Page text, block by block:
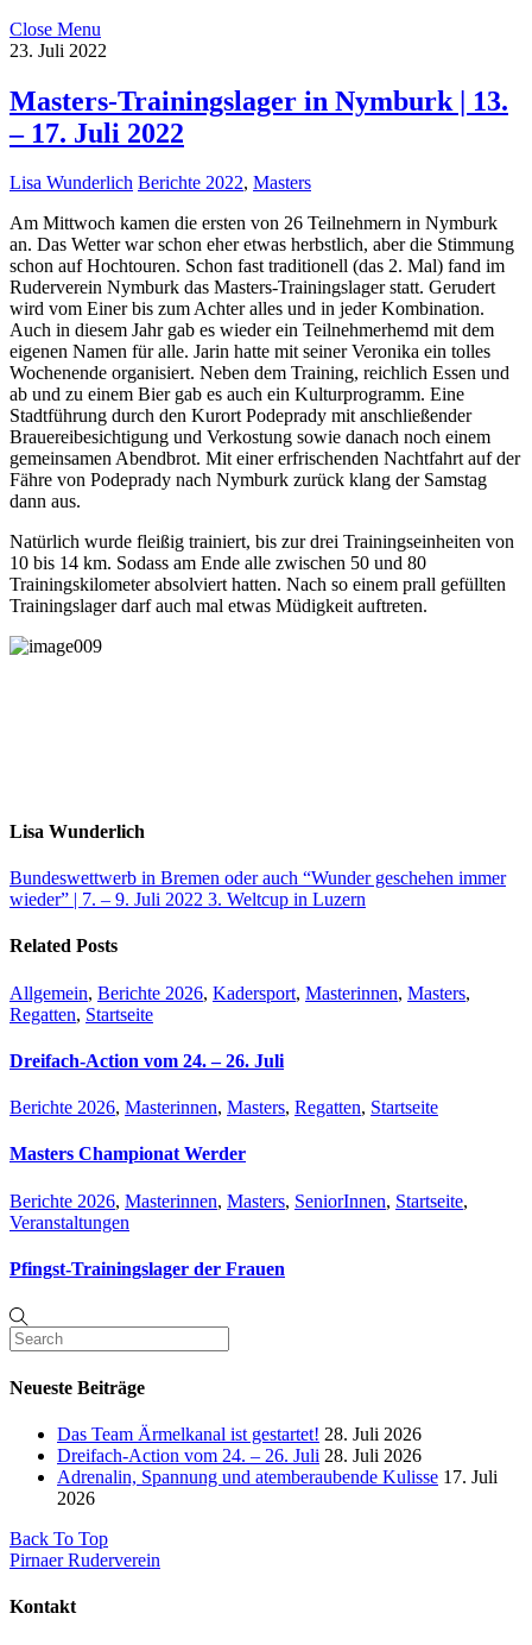
Close Menu
23. Juli 2022
Masters-Trainingslager in Nymburk | 13.
– 17. Juli 2022
Lisa Wunderlich Berichte 2022, Masters
Am Mittwoch kamen die ersten von 26 Teilnehmern in Nymburk
an. Das Wetter war schon eher etwas herbstlich, aber die Stimmung
schon auf Hochtouren. Schon fast traditionell (das 2. Mal) fand im
Ruderverein Nymburk das Masters-Trainingslager statt. Gerudert
wird vom Einer bis zum Achter alles und in jeder Kombination.
Auch in diesem Jahr gab es wieder ein Teilnehmerhemd mit dem
eigenen Namen für alle. Jarin hatte mit seiner Veronika ein tolles
Wochenende organisiert. Neben dem Training, reichlich Essen und
ab und zu einem Bier gab es auch ein Kulturprogramm. Eine
Stadtführung durch den Kurort Podeprady mit anschließender
Brauereibesichtigung und Verkostung sowie danach noch einem
gemeinsamen Abendbrot. Mit einer erfrischenden Nachtfahrt auf der
Fähre von Podeprady nach Nymburk zurück klang der Samstag
dann aus.
Natürlich wurde fleißig trainiert, bis zur drei Trainingseinheiten von
10 bis 14 km. Sodass am Ende alle zwischen 50 und 80
Trainingskilometer absolviert hatten. Nach so einem prall gefüllten
Trainingslager darf auch mal etwas Müdigkeit auftreten.
Lisa Wunderlich
Bundeswettwerb in Bremen oder auch “Wunder geschehen immer
wieder” | 7. – 9. Juli 2022 3. Weltcup in Luzern
Related Posts
Allgemein, Berichte 2026, Kadersport, Masterinnen, Masters,
Regatten, Startseite
Dreifach-Action vom 24. – 26. Juli
Berichte 2026, Masterinnen, Masters, Regatten, Startseite
Masters Championat Werder
Berichte 2026, Masterinnen, Masters, SeniorInnen, Startseite,
Veranstaltungen
Pfingst-Trainingslager der Frauen
Neueste Beiträge
Das Team Ärmelkanal ist gestartet! 28. Juli 2026
Dreifach-Action vom 24. – 26. Juli 28. Juli 2026
Adrenalin, Spannung und atemberaubende Kulisse 17. Juli
2026
Back To Top
Pirnaer Ruderverein
Kontakt